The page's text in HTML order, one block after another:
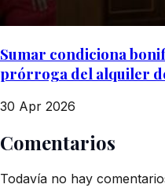
Sumar condiciona
prórroga del alquiler
30 Apr 2026
Comentarios
Todavía no hay